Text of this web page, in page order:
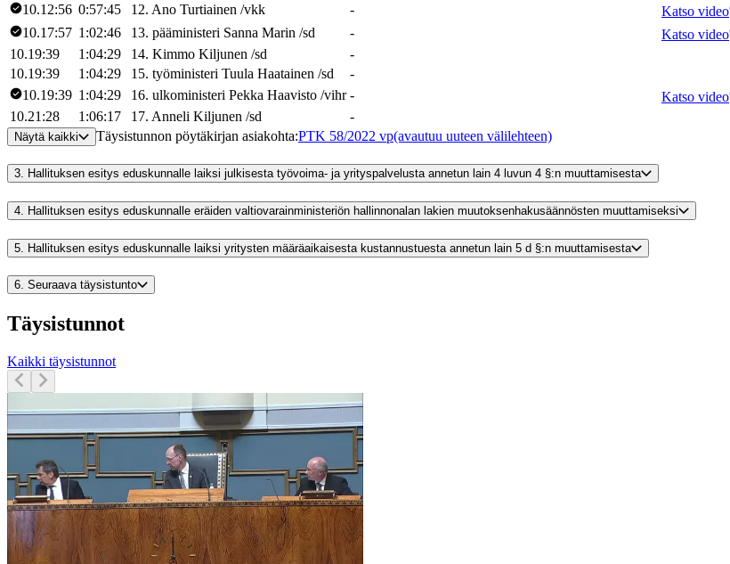
10.12:56 0:57:45 12. Ano Turtiainen /vkk -
Katso video
10.17:57 1:02:46 13. pääministeri Sanna Marin /sd -
Katso video
10.19:39
1:04:29 14. Kimmo Kiljunen /sd
-
10.19:39
1:04:29 15. työministeri Tuula Haatainen /sd
-
10.19:39 1:04:29 16. ulkoministeri Pekka Haavisto /vihr -
Katso video
10.21:28
1:06:17 17. Anneli Kiljunen /sd -
Näytä kaikki Täysistunnon pöytäkirjan asiakohta:PTK 58/2022 vp(avautuu uuteen välilehteen)
3. Hallituksen esitys eduskunnalle laiksi julkisesta työvoima- ja yrityspalvelusta annetun lain 4 luvun 4 §:n muuttamisesta
4. Hallituksen esitys eduskunnalle eräiden valtiovarainministeriön hallinnonalan lakien muutoksenhakusäännösten muuttamiseksi
5. Hallituksen esitys eduskunnalle laiksi yritysten määräaikaisesta kustannustuesta annetun lain 5 d §:n muuttamisesta
6. Seuraava täysistunto
Täysistunnot
Kaikki täysistunnot